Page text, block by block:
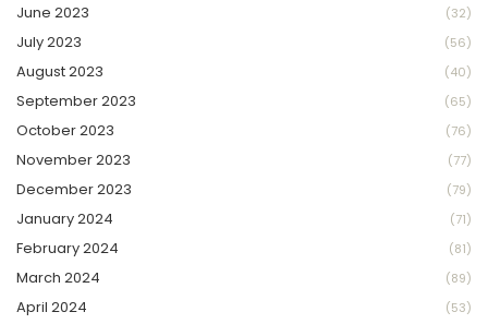
June 2023 (32)
July 2023 (56)
August 2023 (40)
September 2023 (65)
October 2023 (76)
November 2023 (77)
December 2023 (79)
January 2024 (71)
February 2024 (81)
March 2024 (89)
April 2024 (53)